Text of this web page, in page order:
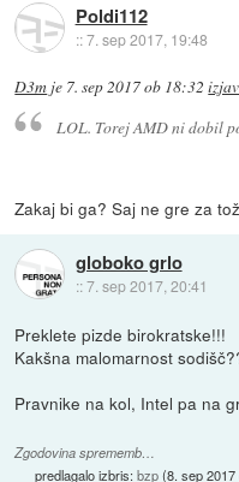
Poldi112
::7. sep 2017, 19:48
D3m je 7. sep 2017 ob 18:32
LOL. Torej AMD ni dobil
Zakaj bi ga? Saj ne gre za
globoko grlo
::7. sep 2017, 20:41
Preklete pizde birokratske!!!
Kakšna malomarnost
Pravnike na kol, Intel pa na
Zgodovina sprememb…
predlagalo izbris:bzp(8. sep